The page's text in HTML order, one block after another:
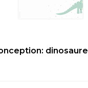
dinosaure